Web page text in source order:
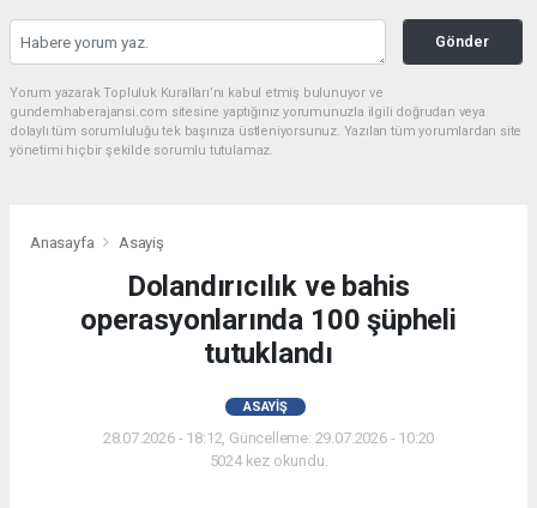
Gönder
Yorum yazarak Topluluk Kuralları’nı kabul etmiş bulunuyor ve
gundemhaberajansi.com sitesine yaptığınız yorumunuzla ilgili doğrudan veya
dolaylı tüm sorumluluğu tek başınıza üstleniyorsunuz. Yazılan tüm yorumlardan site
yönetimi hiçbir şekilde sorumlu tutulamaz.
Anasayfa Asayiş
Dolandırıcılık ve bahis
operasyonlarında 100 şüpheli
tutuklandı
ASAYIŞ
28.07.2026 - 18:12, Güncelleme: 29.07.2026 - 10:20
5024 kez okundu.